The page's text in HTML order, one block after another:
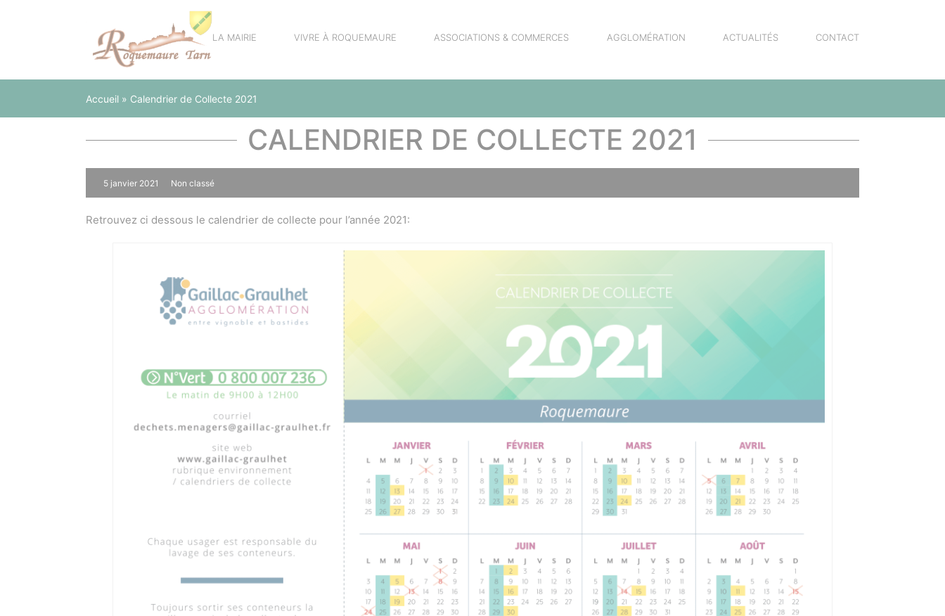
LA MAIRIE VIVRE À ROQUEMAURE ASSOCIATIONS & COMMERCES AGGLOMÉRATION ACTUALITÉS CONTACT
Accueil » Calendrier de Collecte 2021
CALENDRIER DE COLLECTE 2021
5 janvier 2021 Non classé
Retrouvez ci dessous le calendrier de collecte pour l’année 2021: